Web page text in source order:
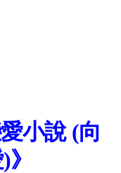
小說 (向